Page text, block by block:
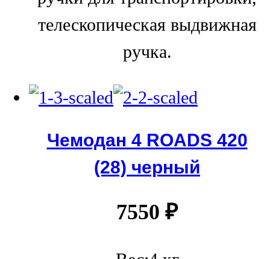
телескопическая выдвижная
ручка.
Чемодан 4 ROADS 420
(28) черный
7550 ₽